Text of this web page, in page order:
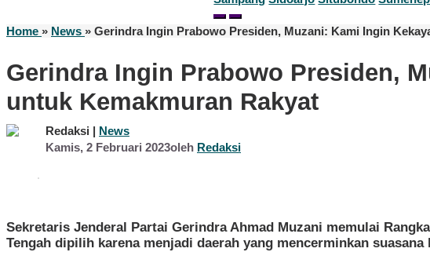
Home » News » Gerindra Ingin Prabowo Presiden, Muzani: Kami Ingin
Gerindra Ingin Prabowo Presiden,
untuk Kemakmuran Rakyat
Redaksi | News
Kamis, 2 Februari 2023oleh Redaksi
Sekretaris Jenderal Partai Gerindra Ahmad Muzani memulai
Tengah dipilih karena menjadi daerah yang mencerminkan